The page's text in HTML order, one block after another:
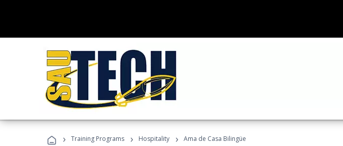
› Training Programs › Hospitality › Ama de Casa Bilingüe